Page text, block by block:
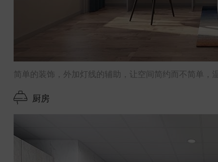
简单的装饰，外加灯线的辅助，让空间简约而不简单，
厨房